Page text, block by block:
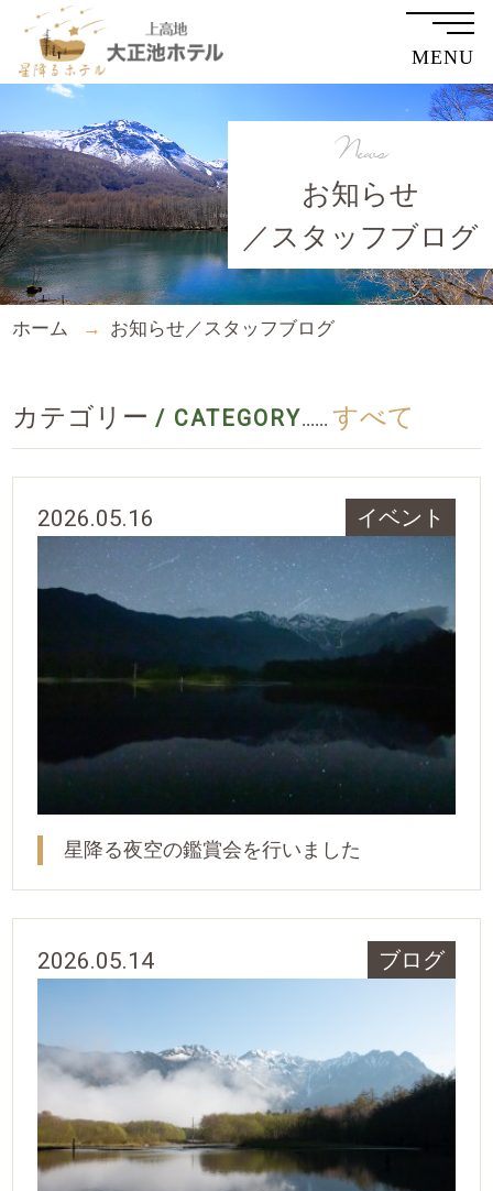
MENU
お知らせ
／スタッフブログ
News
ホーム お知らせ／スタッフブログ
カテゴリー / CATEGORY...... すべて
2026.05.16 イベント
星降る夜空の鑑賞会を行いました
2026.05.14 ブログ